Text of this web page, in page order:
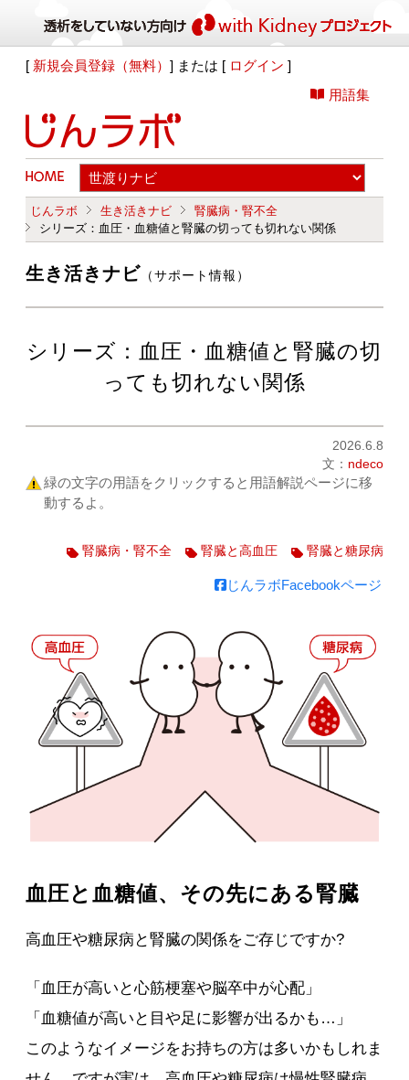
[ 新規会員登録（無料）] または [ ログイン ]
用語集
じんラボ 生き活きナビ
腎臓病・腎不全
シリーズ：血圧・血糖値と腎臓の切っても切れない関係
生き活きナビ （サポート情報）
シリーズ：血圧・血糖値と腎臓の切
っても切れない関係
2026.6.8
文： ndeco
緑の文字の用語をクリックすると用語解説ページに移
動するよ。
腎臓病・腎不全 腎臓と高血圧 腎臓と糖尿病
じんラボFacebookページ
血圧と血糖値、その先にある腎臓
高血圧や糖尿病と腎臓の関係をご存じですか?
「血圧が高いと心筋梗塞や脳卒中が心配」
「血糖値が高いと目や足に影響が出るかも…」
このようなイメージをお持ちの方は多いかもしれま